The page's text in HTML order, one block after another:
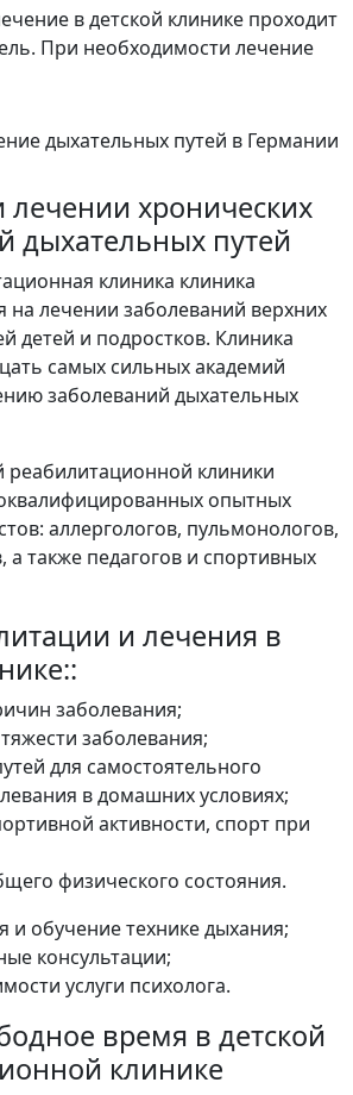
в детской клинике проходит
При необходимости лечение
лечении хронических
дыхательных путей
клиника клиника
на лечении заболеваний верхних
детей и подростков. Клиника
самых сильных академий
заболеваний дыхательных
реабилитационной клиники
опытных
аллергологов, пульмонологов,
а также педагогов и спортивных
и лечения в
заболевания;
заболевания;
для самостоятельного
в домашних условиях;
активности, спорт при
физического состояния.
и обучение технике дыхания;
консультации;
услуги психолога.
время в детской
клинике